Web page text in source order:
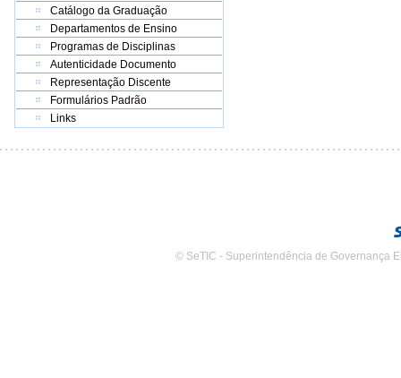
Catálogo da Graduação
Departamentos de Ensino
Programas de Disciplinas
Autenticidade Documento
Representação Discente
Formulários Padrão
Links
© SeTIC - Superintendência de Governança